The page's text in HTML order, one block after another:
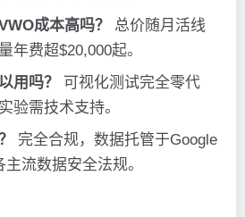
成本高吗？
总价随月活线
年费超$20,000起。
用吗？
可视化测试完全零代
验需技术支持。
完全合规，数据托管于Google
流数据安全法规。